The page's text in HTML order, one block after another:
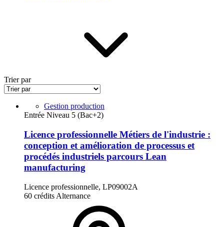
Trier par
Gestion production
Entrée Niveau 5 (Bac+2)
Licence professionnelle Métiers de l'industrie :
conception et amélioration de processus et
procédés industriels parcours Lean
manufacturing
Licence professionnelle, LP09002A
60 crédits Alternance